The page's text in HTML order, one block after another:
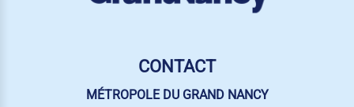
CONTACT
MÉTROPOLE DU GRAND NANCY